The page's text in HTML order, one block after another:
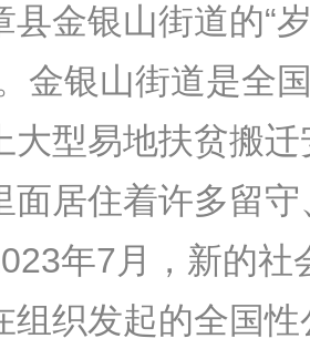
县金银山街道的“
金银山街道是全
大型易地扶贫搬迁
面居住着许多留守
年7月，新的社
组织发起的全国性